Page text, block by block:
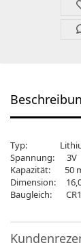
Typ:
Spannung: 3V
Kapazität: 50
Dimension:
Baugleich: